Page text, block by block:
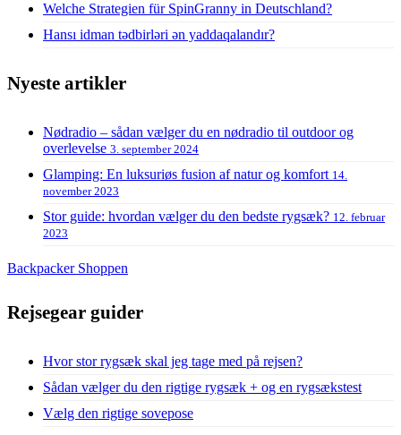
Welche Strategien für SpinGranny in Deutschland?
Hansı idman tədbirləri ən yaddaqalandır?
Nyeste artikler
Nødradio – sådan vælger du en nødradio til outdoor og
overlevelse 3. september 2024
Glamping: En luksuriøs fusion af natur og komfort 14.
november 2023
Stor guide: hvordan vælger du den bedste rygsæk? 12. februar
2023
Backpacker Shoppen
Rejsegear guider
Hvor stor rygsæk skal jeg tage med på rejsen?
Sådan vælger du den rigtige rygsæk + og en rygsækstest
Vælg den rigtige sovepose